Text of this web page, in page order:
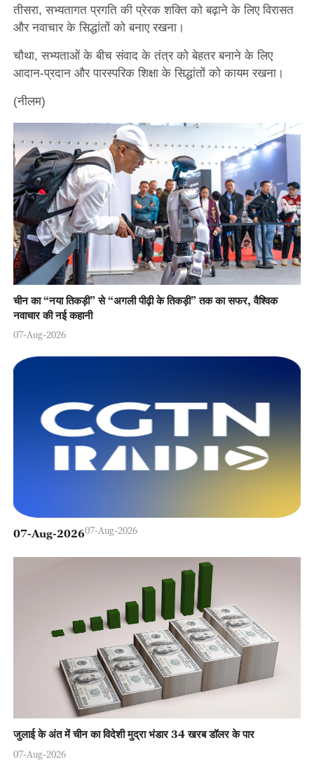
तीसरा, सभ्यतागत प्रगति की प्रेरक शक्ति को बढ़ाने के लिए विरासत
और नवाचार के सिद्धांतों को बनाए रखना।
चौथा, सभ्यताओं के बीच संवाद के तंत्र को बेहतर बनाने के लिए
आदान-प्रदान और पारस्परिक शिक्षा के सिद्धांतों को कायम रखना।
(नीलम)
चीन का “नया तिकड़ी” से “अगली पीढ़ी के तिकड़ी” तक का सफर, वैश्विक
नवाचार की नई कहानी
07-Aug-2026
07-Aug-202607-Aug-2026
जुलाई के अंत में चीन का विदेशी मुद्रा भंडार 34 खरब डॉलर के पार
07-Aug-2026